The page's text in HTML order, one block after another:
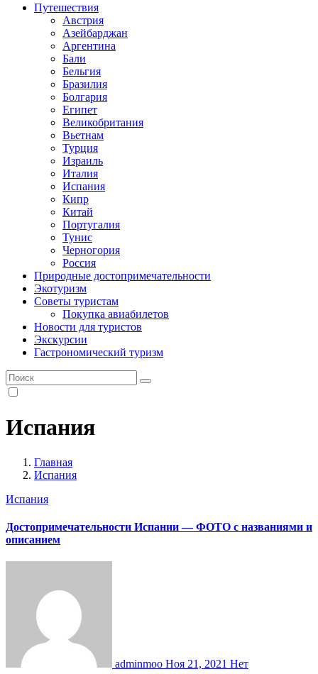
Путешествия
Австрия
Азейбарджан
Аргентина
Бали
Бельгия
Бразилия
Болгария
Египет
Великобритания
Вьетнам
Турция
Израиль
Италия
Испания
Кипр
Китай
Португалия
Тунис
Черногория
Россия
Природные достопримечательности
Экотуризм
Советы туристам
Покупка авиабилетов
Новости для туристов
Экскурсии
Гастрономический туризм
Испания
Главная
Испания
Испания
Достопримечательности Испании — ФОТО с названиями и
описанием
adminmoo Ноя 21, 2021 Нет